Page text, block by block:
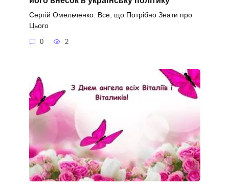
Сергій Омельченко: Все, що Потрібно Знати про
Цього
0 2